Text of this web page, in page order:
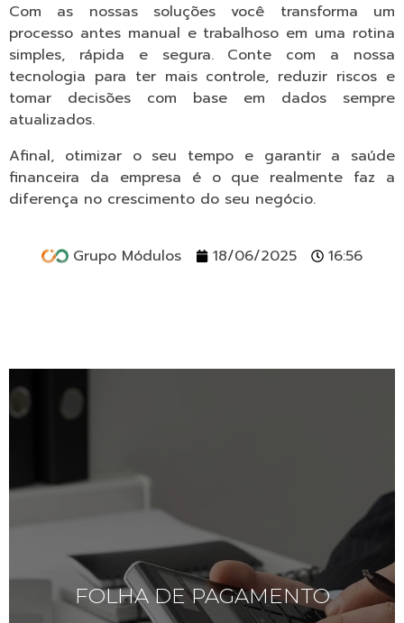
Com as nossas soluções você transforma um
processo antes manual e trabalhoso em uma rotina
simples, rápida e segura. Conte com a nossa
tecnologia para ter mais controle, reduzir riscos e
tomar decisões com base em dados sempre
atualizados.
Afinal, otimizar o seu tempo e garantir a saúde
financeira da empresa é o que realmente faz a
diferença no crescimento do seu negócio.
Grupo Módulos 18/06/2025 16:56
FOLHA DE PAGAMENTO